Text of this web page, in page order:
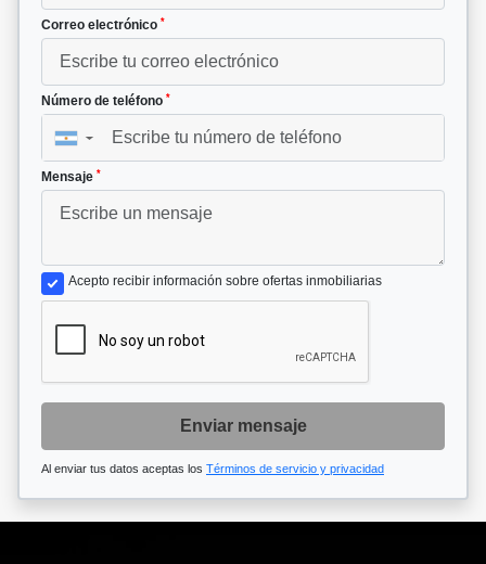
Correo electrónico *
Número de teléfono *
▼
Mensaje *
Acepto recibir información sobre ofertas inmobiliarias
Enviar mensaje
Al enviar tus datos aceptas los Términos de servicio y privacidad